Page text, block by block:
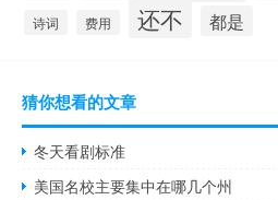
诗词 费用 还不 都是
猜你想看的文章
冬天看剧标准
美国名校主要集中在哪几个州